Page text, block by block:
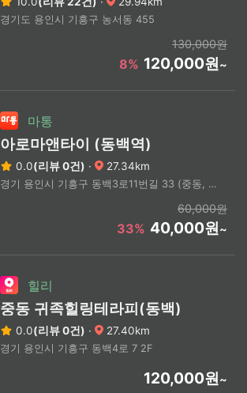
경기도 용인시 기흥구 농서동 455
130,000원
8% 120,000원~
마통
아로마앤타이 (동백역)
0.0(리뷰 0건) · 27.34km
경기 용인시 기흥구 동백3로11번길 33 (중동, 새롬프라자)
60,000원
33% 40,000원~
힐리
중동 귀족힐링테라피(동백)
0.0(리뷰 0건) · 27.40km
경기 용인시 기흥구 동백4로 7 2F
120,000원~